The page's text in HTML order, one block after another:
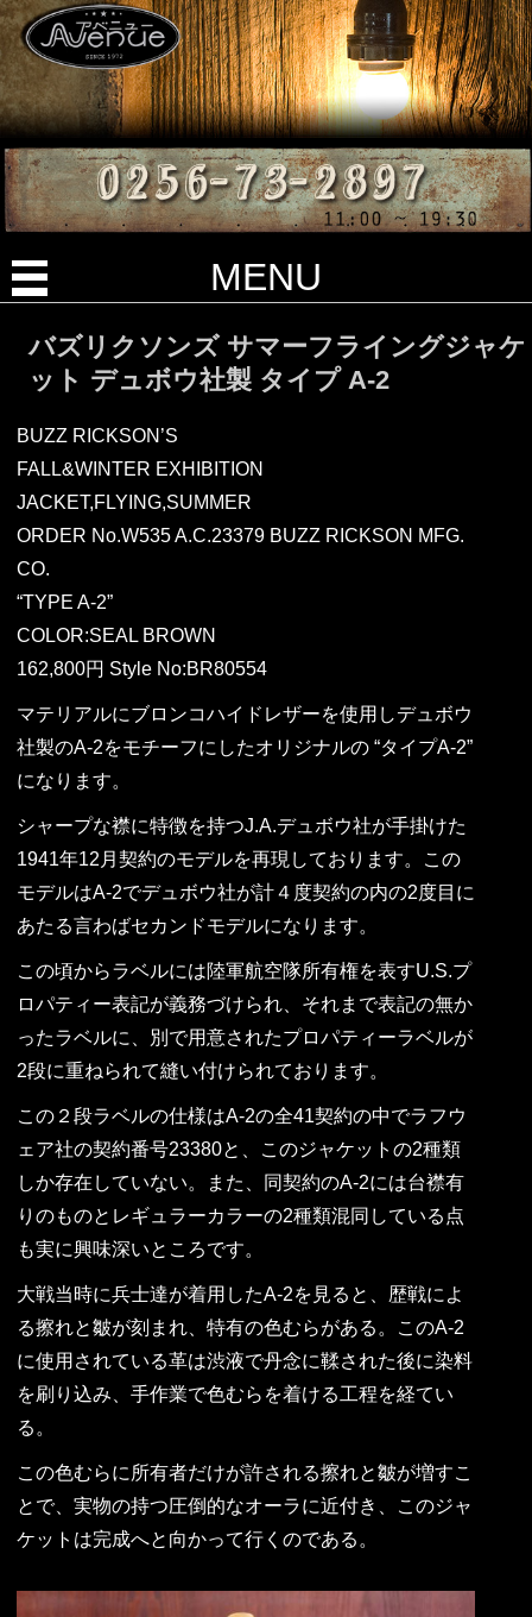
MENU
バズリクソンズ サマーフライングジャケ
ット デュボウ社製 タイプ A-2
BUZZ RICKSON’S
FALL&WINTER EXHIBITION
JACKET,FLYING,SUMMER
ORDER No.W535 A.C.23379 BUZZ RICKSON MFG.
CO.
“TYPE A-2”
COLOR:SEAL BROWN
162,800円 Style No:BR80554
マテリアルにブロンコハイドレザーを使用しデュボウ
社製のA-2をモチーフにしたオリジナルの “タイプA-2”
になります。
シャープな襟に特徴を持つJ.A.デュボウ社が手掛けた
1941年12月契約のモデルを再現しております。この
モデルはA-2でデュボウ社が計４度契約の内の2度目に
あたる言わばセカンドモデルになります。
この頃からラベルには陸軍航空隊所有権を表すU.S.プ
ロパティー表記が義務づけられ、それまで表記の無か
ったラベルに、別で用意されたプロパティーラベルが
2段に重ねられて縫い付けられております。
この２段ラベルの仕様はA-2の全41契約の中でラフウ
ェア社の契約番号23380と、このジャケットの2種類
しか存在していない。また、同契約のA-2には台襟有
りのものとレギュラーカラーの2種類混同している点
も実に興味深いところです。
大戦当時に兵士達が着用したA-2を見ると、歴戦によ
る擦れと皺が刻まれ、特有の色むらがある。このA-2
に使用されている革は渋液で丹念に鞣された後に染料
を刷り込み、手作業で色むらを着ける工程を経てい
る。
この色むらに所有者だけが許される擦れと皺が増すこ
とで、実物の持つ圧倒的なオーラに近付き、このジャ
ケットは完成へと向かって行くのである。